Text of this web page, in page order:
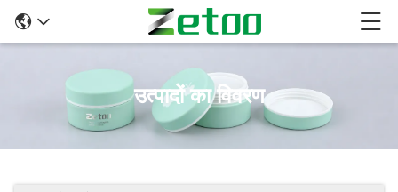
उत्पादों का विवरण